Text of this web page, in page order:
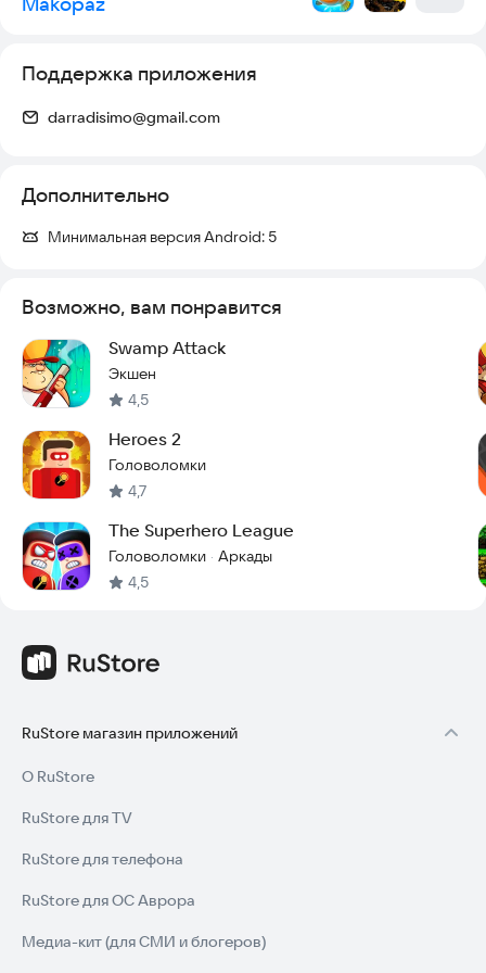
Поддержка приложения
darradisimo@gmail.com
Дополнительно
Минимальная версия Android: 5
Возможно, вам понравится
Swamp Attack
Экшен
4,5
Heroes 2
Головоломки
4,7
The Superhero League
Головоломки · Аркады
4,5
RuStore магазин приложений
О RuStore
RuStore для TV
RuStore для телефона
RuStore для ОС Аврора
Медиа-кит (для СМИ и блогеров)